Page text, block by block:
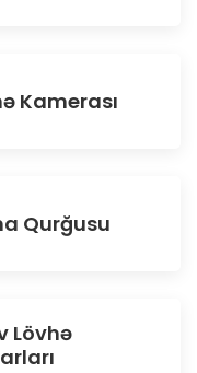
Kamerası
Qurğusu
Lövhə